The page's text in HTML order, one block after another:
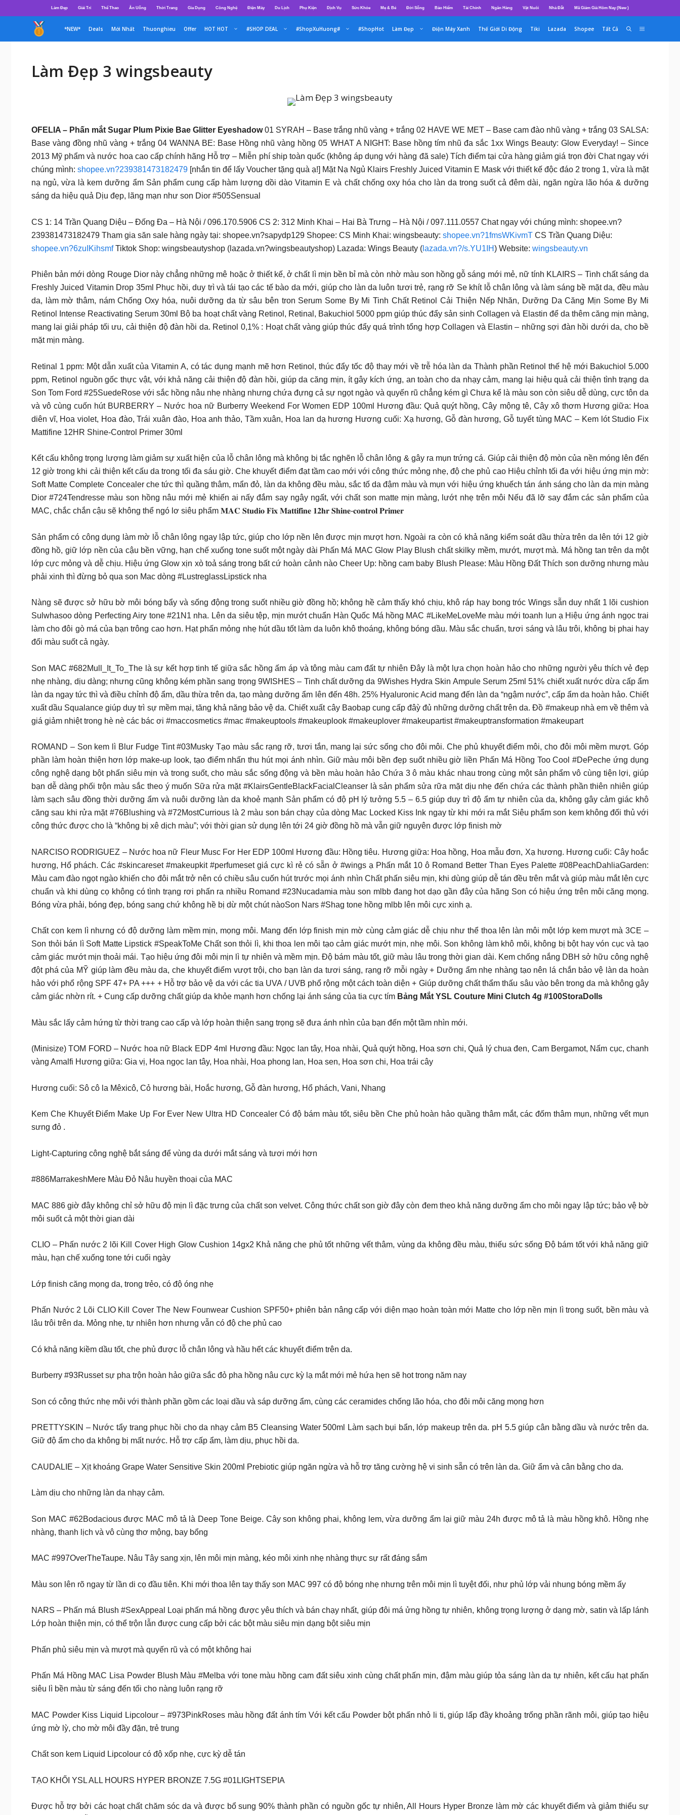
đến
dung
Làm Đẹp Giải Trí Thể Thao Ăn Uống Thời Trang Gia Dụng Công Nghệ Điện Máy Du Lịch Phụ Kiện Dịch Vụ Sức Khỏe Mẹ & Bé Đời Sống Bảo Hiểm Tài Chính Ngân Hàng Vật Nuôi Nhà Đất Mã Giảm Giá Hôm Nay (New )
*NEW* Deals Mới Nhất Thuonghieu Offer HOT HOT #SHOP DEAL #ShopXuHuong# #ShopHot Làm Đẹp Điện Máy Xanh Thế Giới Di Động Tiki Lazada Shopee Tất Cả
Làm Đẹp 3 wingsbeauty
OFELIA – Phấn mắt Sugar Plum Pixie Bae Glitter Eyeshadow01 SYRAH – Base trắng nhũ vàng + trắng 02 HAVE WE MET – Base cam đào nhũ vàng + trắng 03 SALSA:
Base vàng đồng nhũ vàng + trắng 04 WANNA BE: Base Hồng nhũ vàng hồng 05 WHAT A NIGHT: Base hồng tím nhũ đa sắc 1xx Wings Beauty: Glow Everyday! – Since
2013 Mỹ phẩm và nước hoa cao cấp chính hãng Hỗ trợ – Miễn phí ship toàn quốc (không áp dụng với hàng đã sale) Tích điểm tại cửa hàng giảm giá trọn đời Chat ngay với
chúng mình: shopee.vn?239381473182479 [nhắn tin để lấy Voucher tặng quà ạ!] Mặt Nạ Ngủ Klairs Freshly Juiced Vitamin E Mask với thiết kế độc đáo 2 trong 1, vừa là mặt
nạ ngủ, vừa là kem dưỡng ẩm Sản phẩm cung cấp hàm lượng dồi dào Vitamin E và chất chống oxy hóa cho làn da trong suốt cả đêm dài, ngăn ngừa lão hóa & dưỡng
sáng da hiệu quả Dịu đẹp, lãng mạn như son Dior #505Sensual
CS 1: 14 Trần Quang Diệu – Đống Đa – Hà Nội / 096.170.5906 CS 2: 312 Minh Khai – Hai Bà Trưng – Hà Nội / 097.111.0557 Chat ngay với chúng mình: shopee.vn?
239381473182479 Tham gia săn sale hàng ngày tại: shopee.vn?sapydp129 Shopee: CS Minh Khai: wingsbeauty: shopee.vn?1fmsWKivmT CS Trần Quang Diệu:
shopee.vn?6zuIKihsmfTiktok Shop: wingsbeautyshop (lazada.vn?wingsbeautyshop) Lazada: Wings Beauty ( lazada.vn?/s.YU1IH) Website: wingsbeauty.vn
Phiên bản mới dòng Rouge Dior này chẳng những mê hoặc ở thiết kế, ở chất lì mịn bền bỉ mà còn nhờ màu son hồng gỗ sáng mới mẻ, nữ tính KLAIRS – Tinh chất sáng da
Freshly Juiced Vitamin Drop 35ml Phục hồi, duy trì và tái tạo các tế bào da mới, giúp cho làn da luôn tươi trẻ, rạng rỡ Se khít lỗ chân lông và làm sáng bề mặt da, đều màu
da, làm mờ thâm, nám Chống Oxy hóa, nuôi dưỡng da từ sâu bên tron Serum Some By Mi Tinh Chất Retinol Cải Thiện Nếp Nhăn, Dưỡng Da Căng Mịn Some By Mi
Retinol Intense Reactivating Serum 30ml Bộ ba hoạt chất vàng Retinol, Retinal, Bakuchiol 5000 ppm giúp thúc đẩy sản sinh Collagen và Elastin để da thêm căng mịn màng,
mang lại giải pháp tối ưu, cải thiện độ đàn hồi da. Retinol 0,1% : Hoạt chất vàng giúp thúc đẩy quá trình tổng hợp Collagen và Elastin – những sợi đàn hồi dưới da, cho bề
mặt mịn màng.
Retinal 1 ppm: Một dẫn xuất của Vitamin A, có tác dụng mạnh mẽ hơn Retinol, thúc đẩy tốc độ thay mới về trễ hóa làn da Thành phần Retinol thế hệ mới Bakuchiol 5.000
ppm, Retinol nguồn gốc thực vật, với khả năng cải thiện độ đàn hồi, giúp da căng mịn, ít gây kích ứng, an toàn cho da nhạy cảm, mang lại hiệu quả cải thiện tình trạng da
Son Tom Ford #25SuedeRose với sắc hồng nâu nhẹ nhàng nhưng chứa đựng cả sự ngọt ngào và quyến rũ chẳng kém gì Chưa kể là màu son còn siêu dễ dùng, cực tôn da
và vô cùng cuốn hút BURBERRY – Nước hoa nữ Burberry Weekend For Women EDP 100ml Hương đầu: Quả quýt hồng, Cây mộng tê, Cây xô thơm Hương giữa: Hoa
diên vĩ, Hoa violet, Hoa đào, Trái xuân đào, Hoa anh thảo, Tầm xuân, Hoa lan dạ hương Hương cuối: Xạ hương, Gỗ đàn hương, Gỗ tuyết tùng MAC – Kem lót Studio Fix
Mattifine 12HR Shine-Control Primer 30ml
Kết cấu không trọng lượng làm giảm sự xuất hiện của lỗ chân lông mà không bị tắc nghẽn lỗ chân lông & gây ra mụn trứng cá. Giúp cải thiện độ mòn của nền móng lên đến
12 giờ trong khi cải thiện kết cấu da trong tối đa sáu giờ. Che khuyết điểm đạt tầm cao mới với công thức mỏng nhẹ, độ che phủ cao Hiệu chỉnh tối đa với hiệu ứng mịn mờ:
Soft Matte Complete Concealer che tức thì quầng thâm, mẩn đỏ, làn da không đều màu, sắc tố da đậm màu và mụn với hiệu ứng khuếch tán ánh sáng cho làn da mịn màng
Dior #724Tendresse màu son hồng nâu mới mẻ khiến ai nấy đắm say ngây ngất, với chất son matte mịn màng, lướt nhẹ trên môi Nếu đã lỡ say đắm các sản phẩm của
MAC, chắc chắn cậu sẽ không thể ngó lơ siêu phẩm 𝐌𝐀𝐂 𝐒𝐭𝐮𝐝𝐢𝐨 𝐅𝐢𝐱 𝐌𝐚𝐭𝐭𝐢𝐟𝐢𝐧𝐞 𝟏𝟐𝐡𝐫 𝐒𝐡𝐢𝐧𝐞-𝐜𝐨𝐧𝐭𝐫𝐨𝐥 𝐏𝐫𝐢𝐦𝐞𝐫
Sản phẩm có công dụng làm mờ lỗ chân lông ngay lập tức, giúp cho lớp nền lên được mịn mượt hơn. Ngoài ra còn có khả năng kiểm soát dầu thừa trên da lên tới 12 giờ
đồng hồ, giữ lớp nền của cậu bền vững, hạn chế xuống tone suốt một ngày dài Phấn Má MAC Glow Play Blush chất skilky mềm, mướt, mượt mà. Má hồng tan trên da một
lớp cực mỏng và dễ chịu. Hiệu ứng Glow xịn xò toả sáng trong bất cứ hoàn cảnh nào Cheer Up: hồng cam baby Blush Please: Màu Hồng Đất Thích son dưỡng nhưng màu
phải xinh thì đừng bỏ qua son Mac dòng #LustreglassLipstick nha
Nàng sẽ được sở hữu bờ môi bóng bẩy và sống động trong suốt nhiều giờ đồng hồ; không hề cảm thấy khó chịu, khô ráp hay bong tróc Wings sẵn duy nhất 1 lõi cushion
Sulwhasoo dòng Perfecting Airy tone #21N1 nha. Lên da siêu tệp, mịn mướt chuẩn Hàn Quốc Má hồng MAC #LikeMeLoveMe màu mới toanh lun ạ Hiệu ứng ánh ngọc trai
làm cho đôi gò má của bạn trông cao hơn. Hạt phấn mỏng nhẹ hút dầu tốt làm da luôn khô thoáng, không bóng dầu. Màu sắc chuẩn, tươi sáng và lâu trôi, không bị phai hay
đổi màu suốt cả ngày.
Son MAC #682Mull_It_To_The là sự kết hợp tinh tế giữa sắc hồng ấm áp và tông màu cam đất tự nhiên Đây là một lựa chọn hoàn hảo cho những người yêu thích vẻ đẹp
nhẹ nhàng, dịu dàng; nhưng cũng không kém phần sang trọng 9WISHES – Tinh chất dưỡng da 9Wishes Hydra Skin Ampule Serum 25ml 51% chiết xuất nước dừa cấp ẩm
làn da ngay tức thì và điều chỉnh độ ẩm, dầu thừa trên da, tạo màng dưỡng ẩm lên đến 48h. 25% Hyaluronic Acid mang đến làn da “ngậm nước”, cấp ẩm da hoàn hảo. Chiết
xuất dầu Squalance giúp duy trì sự mềm mại, tăng khả năng bảo vệ da. Chiết xuất cây Baobap cung cấp đâỳ đủ những dưỡng chất trên da. Đồ #makeup nhà em về thêm và
giá giảm nhiệt trong hè nè các bác ơi #maccosmetics #mac #makeuptools #makeuplook #makeuplover #makeupartist #makeuptransformation #makeupart
ROMAND – Son kem lì Blur Fudge Tint #03Musky Tạo màu sắc rạng rỡ, tươi tắn, mang lại sức sống cho đôi môi. Che phủ khuyết điểm môi, cho đôi môi mềm mượt. Góp
phần làm hoàn thiện hơn lớp make-up look, tạo điểm nhấn thu hút mọi ánh nhìn. Giữ màu môi bền đẹp suốt nhiều giờ liền Phấn Má Hồng Too Cool #DePeche ứng dụng
công nghệ dạng bột phấn siêu mịn và trong suốt, cho màu sắc sống động và bền màu hoàn hảo Chứa 3 ô màu khác nhau trong cùng một sản phẩm vô cùng tiện lợi, giúp
bạn dễ dàng phối trộn màu sắc theo ý muốn Sữa rửa mặt #KlairsGentleBlackFacialCleanser là sản phẩm sửa rữa mặt dịu nhẹ đến chứa các thành phần thiên nhiên giúp
làm sạch sâu đồng thời dưỡng ẩm và nuôi dưỡng làn da khoẻ mạnh Sản phẩm có độ pH lý tưởng 5.5 – 6.5 giúp duy trì độ ẩm tự nhiên của da, không gây cảm giác khô
căng sau khi rửa mặt #76Blushing và #72MostCurrious là 2 màu son bán chạy của dòng Mac Locked Kiss Ink ngay từ khi mới ra mắt Siêu phẩm son kem không đối thủ với
công thức được cho là “không bị xê dịch màu”; với thời gian sử dụng lên tới 24 giờ đồng hồ mà vẫn giữ nguyên được lớp finish mờ
NARCISO RODRIGUEZ – Nước hoa nữ Fleur Musc For Her EDP 100ml Hương đầu: Hồng tiêu. Hương giữa: Hoa hồng, Hoa mẫu đơn, Xạ hương. Hương cuối: Cây hoắc
hương, Hổ phách. Các #skincareset #makeupkit #perfumeset giá cực kì rẻ có sẵn ở #wings ạ Phấn mắt 10 ô Romand Better Than Eyes Palette #08PeachDahliaGarden:
Màu cam đào ngọt ngào khiến cho đôi mắt trở nên có chiều sâu cuốn hút trước mọi ánh nhìn Chất phấn siêu mịn, khi dùng giúp dễ tán đều trên mắt và giúp màu mắt lên cực
chuẩn và khi dùng cọ không có tình trạng rơi phấn ra nhiều Romand #23Nucadamia màu son mlbb đang hot dạo gần đây của hãng Son có hiệu ứng trên môi căng mọng.
Bóng vừa phải, bóng đẹp, bóng sang chứ không hề bị dừ một chút nàoSon Nars #Shag tone hồng mlbb lên môi cực xinh ạ.
Chất con kem lì nhưng có độ dưỡng làm mềm mịn, mọng môi. Mang đến lớp finish mịn mờ cùng cảm giác dễ chịu như thể thoa lên làn môi một lớp kem mượt mà 3CE –
Son thỏi bán lì Soft Matte Lipstick #SpeakToMe Chất son thỏi lì, khi thoa len môi tạo cảm giác mướt mịn, nhẹ môi. Son không làm khô môi, không bị bột hay vón cục và tạo
cảm giác mướt mịn thoải mái. Tạo hiệu ứng đôi môi mịn lì tự nhiên và mềm mịn. Độ bám màu tốt, giữ màu lâu trong thời gian dài. Kem chống nắng DBH sở hữu công nghệ
đột phá của MỸ giúp làm đều màu da, che khuyết điểm vượt trội, cho bạn làn da tươi sáng, rạng rỡ mỗi ngày + Dưỡng ẩm nhẹ nhàng tạo nên lá chắn bảo vệ làn da hoàn
hảo với phổ rộng SPF 47+ PA +++ + Hỗ trợ bảo vệ da với các tia UVA / UVB phổ rộng một cách toàn diện + Giúp dưỡng chất thẩm thấu sâu vào bên trong da mà không gây
cảm giác nhờn rít. + Cung cấp dưỡng chất giúp da khỏe mạnh hơn chống lại ánh sáng của tia cực tím Bảng Mắt YSL Couture Mini Clutch 4g #100StoraDolls
Màu sắc lấy cảm hứng từ thời trang cao cấp và lớp hoàn thiện sang trọng sẽ đưa ánh nhìn của bạn đến một tầm nhìn mới.
(Minisize) TOM FORD – Nước hoa nữ Black EDP 4ml Hương đầu: Ngọc lan tây, Hoa nhài, Quả quýt hồng, Hoa sơn chi, Quả lý chua đen, Cam Bergamot, Nấm cục, chanh
vàng Amalfi Hương giữa: Gia vị, Hoa ngọc lan tây, Hoa nhài, Hoa phong lan, Hoa sen, Hoa sơn chi, Hoa trái cây
Hương cuối: Sô cô la Mêxicô, Cỏ hương bài, Hoắc hương, Gỗ đàn hương, Hổ phách, Vani, Nhang
Kem Che Khuyết Điểm Make Up For Ever New Ultra HD Concealer Có độ bám màu tốt, siêu bền Che phủ hoàn hảo quầng thâm mắt, các đốm thâm mụn, những vết mụn
sưng đỏ .
Light-Capturing công nghệ bắt sáng để vùng da dưới mắt sáng và tươi mới hơn
#886MarrakeshMere Màu Đỏ Nâu huyền thoại của MAC
MAC 886 giờ đây không chỉ sở hữu độ mịn lì đặc trưng của chất son velvet. Công thức chất son giờ đây còn đem theo khả năng dưỡng ẩm cho môi ngay lập tức; bảo vệ bờ
môi suốt cả một thời gian dài
CLIO – Phấn nước 2 lõi Kill Cover High Glow Cushion 14gx2 Khả năng che phủ tốt những vết thâm, vùng da không đều màu, thiếu sức sống Độ bám tốt với khả năng giữ
màu, hạn chế xuống tone tới cuối ngày
Lớp finish căng mọng da, trong trẻo, có độ óng nhẹ
Phấn Nước 2 Lõi CLIO Kill Cover The New Founwear Cushion SPF50+ phiên bản nâng cấp với diện mạo hoàn toàn mới Matte cho lớp nền mịn lì trong suốt, bền màu và
lâu trôi trên da. Mỏng nhẹ, tự nhiên hơn nhưng vẫn có độ che phủ cao
Có khả năng kiềm dầu tốt, che phủ được lỗ chân lông và hầu hết các khuyết điểm trên da.
Burberry #93Russet sự pha trộn hoàn hảo giữa sắc đỏ pha hồng nâu cực kỳ lạ mắt mới mẻ hứa hẹn sẽ hot trong năm nay
Son có công thức nhẹ môi với thành phần gồm các loại dầu và sáp dưỡng ẩm, cùng các ceramides chống lão hóa, cho đôi môi căng mọng hơn
PRETTYSKIN – Nước tẩy trang phục hồi cho da nhạy cảm B5 Cleansing Water 500ml Làm sạch bụi bẩn, lớp makeup trên da. pH 5.5 giúp cân bằng dầu và nước trên da.
Giữ độ ẩm cho da không bị mất nước. Hỗ trợ cấp ẩm, làm dịu, phục hồi da.
CAUDALIE – Xịt khoáng Grape Water Sensitive Skin 200ml Prebiotic giúp ngăn ngừa và hỗ trợ tăng cường hệ vi sinh sẵn có trên làn da. Giữ ẩm và cân bằng cho da.
Làm dịu cho những làn da nhạy cảm.
Son MAC #62Bodacious được MAC mô tả là Deep Tone Beige. Cây son không phai, không lem, vừa dưỡng ẩm lại giữ màu 24h được mô tả là màu hồng khô. Hồng nhẹ
nhàng, thanh lịch và vô cùng thơ mộng, bay bổng
MAC #997OverTheTaupe. Nâu Tây sang xịn, lên môi mịn màng, kéo môi xinh nhẹ nhàng thực sự rất đáng sắm
Màu son lên rõ ngay từ lần di cọ đầu tiên. Khi mới thoa lên tay thấy son MAC 997 có độ bóng nhẹ nhưng trên môi mịn lì tuyệt đối, như phủ lớp vải nhung bóng mềm ấy
NARS – Phấn má Blush #SexAppeal Loại phấn má hồng được yêu thích và bán chạy nhất, giúp đôi má ửng hồng tự nhiên, không trọng lượng ở dạng mờ, satin và lấp lánh
Lớp hoàn thiện mịn, có thể trộn lẫn được cung cấp bởi các bột màu siêu mịn dạng bột siêu mịn
Phấn phủ siêu mịn và mượt mà quyến rũ và có một không hai
Phấn Má Hồng MAC Lisa Powder Blush Màu #Melba với tone màu hồng cam đất siêu xinh cùng chất phấn mịn, đậm màu giúp tỏa sáng làn da tự nhiên, kết cấu hạt phấn
siêu lì bền màu từ sáng đến tối cho nàng luôn rạng rỡ
MAC Powder Kiss Liquid Lipcolour – #973PinkRoses màu hồng đất ánh tím Với kết cấu Powder bột phấn nhỏ li ti, giúp lấp đầy khoảng trống phần rãnh môi, giúp tạo hiệu
ứng mờ lỳ, cho mờ môi đầy đặn, trẻ trung
Chất son kem Liquid Lipcolour có độ xốp nhẹ, cực kỳ dễ tán
TẠO KHỐI YSL ALL HOURS HYPER BRONZE 7.5G #01LIGHTSEPIA
Được hỗ trợ bởi các hoạt chất chăm sóc da và được bổ sung 90% thành phần có nguồn gốc tự nhiên, All Hours Hyper Bronze làm mờ các khuyết điểm và giảm thiểu sự